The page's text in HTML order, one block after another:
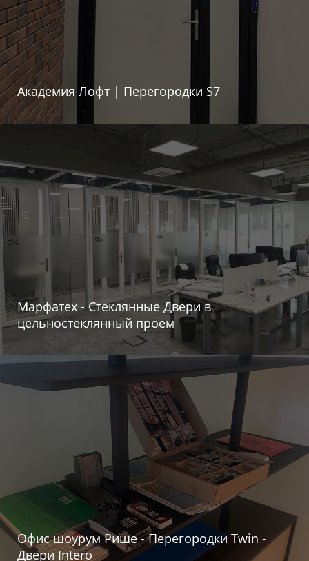
Академия Лофт | Перегородки S7
Марфатех - Стеклянные Двери в
цельностеклянный проем
Офис шоурум Рише - Перегородки Twin -
Двери Intero